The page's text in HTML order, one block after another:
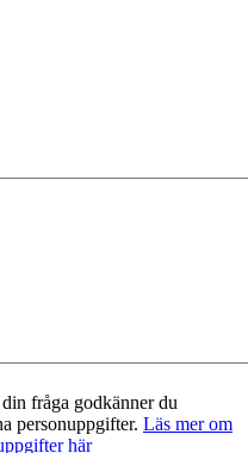
fråga godkänner du
personuppgifter. Läs mer om
här